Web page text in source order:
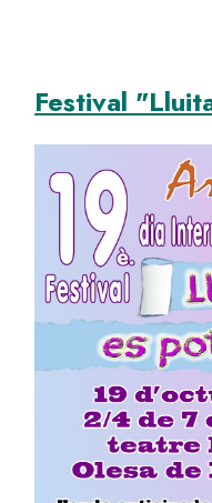
Festival